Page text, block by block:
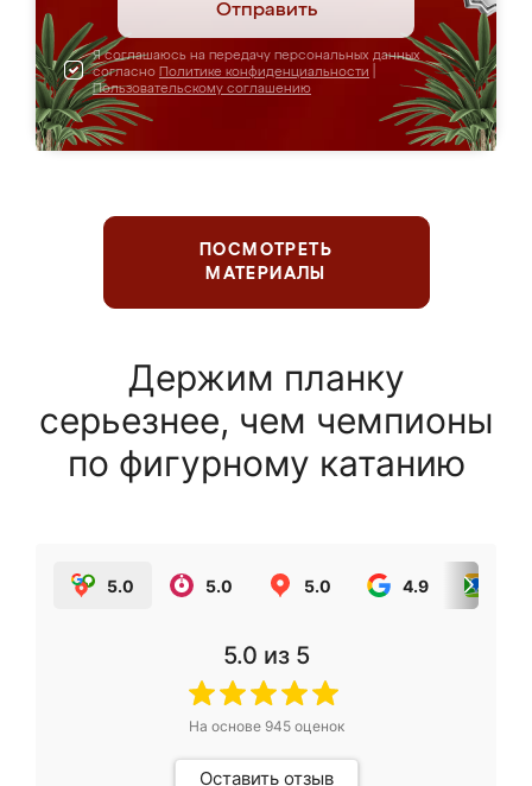
Отправить
Я соглашаюсь на передачу персональных данных
согласно Политике конфиденциальности
Пользовательскому соглашению
ПОСМОТРЕТЬ
МАТЕРИАЛЫ
Держим планку
серьезнее, чем чемпионы
по фигурному катанию
5.0 5.0 5.0 4.9
5.0 из 5
На основе 945оценок
Оставить отзыв